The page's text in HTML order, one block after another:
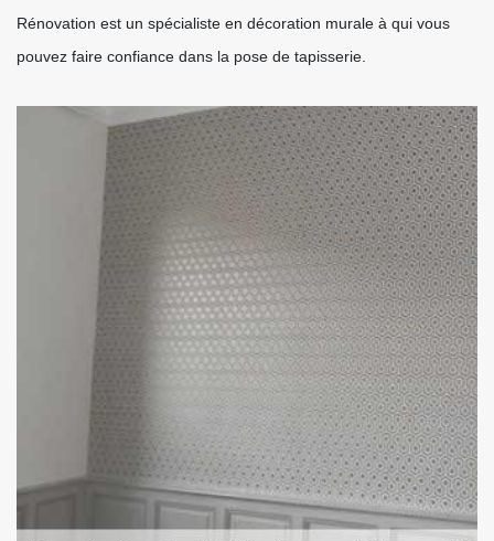
Rénovation est un spécialiste en décoration murale à qui vous
pouvez faire confiance dans la pose de tapisserie.